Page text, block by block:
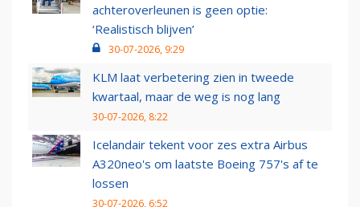
achteroverleunen is geen optie:
‘Realistisch blijven’
30-07-2026, 9:29
KLM laat verbetering zien in tweede
kwartaal, maar de weg is nog lang
30-07-2026, 8:22
Icelandair tekent voor zes extra Airbus
A320neo's om laatste Boeing 757's af te
lossen
30-07-2026, 6:52